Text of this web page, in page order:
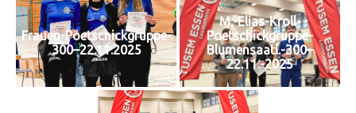
Frauen-Poetschickgruppe-
300–22.11.2025
M.-Elias-Kroll-
Poetschickgruppe-
Blumensaatl.-300–
22.11.-2025